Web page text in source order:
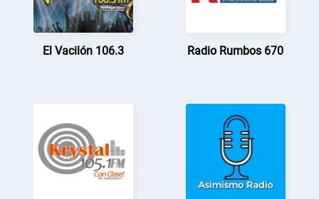
El Vacilón 106.3 Radio Rumbos 670